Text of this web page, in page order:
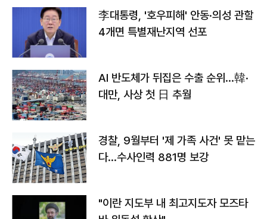
李대통령, '호우피해' 안동·의성 관할
4개면 특별재난지역 선포
AI 반도체가 뒤집은 수출 순위…韓·
대만, 사상 첫 日 추월
경찰, 9월부터 '제 가족 사건' 못 맡는
다…수사인력 881명 보강
"이란 지도부 내 최고지도자 모즈타